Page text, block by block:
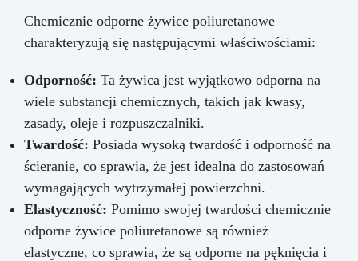
Chemicznie odporne żywice poliuretanowe
charakteryzują się następującymi właściwościami:
Odporność: Ta żywica jest wyjątkowo odporna na
wiele substancji chemicznych, takich jak kwasy,
zasady, oleje i rozpuszczalniki.
Twardość: Posiada wysoką twardość i odporność na
ścieranie, co sprawia, że jest idealna do zastosowań
wymagających wytrzymałej powierzchni.
Elastyczność: Pomimo swojej twardości chemicznie
odporne żywice poliuretanowe są również
elastyczne, co sprawia, że są odporne na pęknięcia i